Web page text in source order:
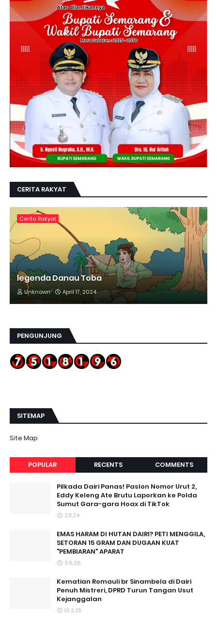
CERITA RAKYAT
Cerita Rakyat
legenda Danau Toba
Unknown April 17, 2024
PENGUNJUNG
SITEMAP
Site Map
POPULAR RECENTS COMMENTS
Pilkada Dairi Panas! Paslon Nomor Urut 2,
Eddy Keleng Ate Brutu Laporkan ke Polda
Sumut Gara-gara Hoax di TikTok
2.11.24
EMAS HARAM DI HUTAN DAIRI? PETI MENGGILA,
SETORAN 15 GRAM DAN DUGAAN KUAT
"PEMBIARAN" APARAT
3.6.26
Kematian Romauli br Sinambela di Dairi
Penuh Mistreri, DPRD Turun Tangan Usut
Kejanggalan
10.2.25